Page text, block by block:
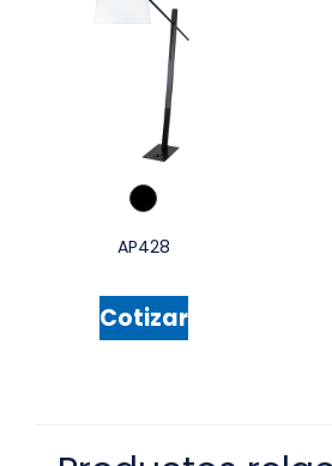
AP428
Cotizar